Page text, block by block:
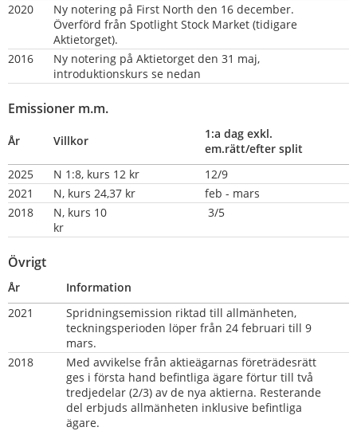
2020
Ny notering på First North den 16 december.
Överförd från Spotlight Stock Market (tidigare
Aktietorget).
2016
Ny notering på Aktietorget den 31 maj,
introduktionskurs se nedan
Emissioner m.m.
År Villkor
1:a dag exkl.
em.rätt/efter split
2025
N 1:8, kurs 12 kr
12/9
2021
N, kurs 24,37 kr
feb - mars
2018
N, kurs 10
kr
3/5
Övrigt
År
Information
2021
Spridningsemission riktad till allmänheten,
teckningsperioden löper från 24 februari till 9
mars.
2018
Med avvikelse från aktieägarnas företrädesrätt
ges i första hand befintliga ägare förtur till två
tredjedelar (2/3) av de nya aktierna. Resterande
del erbjuds allmänheten inklusive befintliga
ägare.